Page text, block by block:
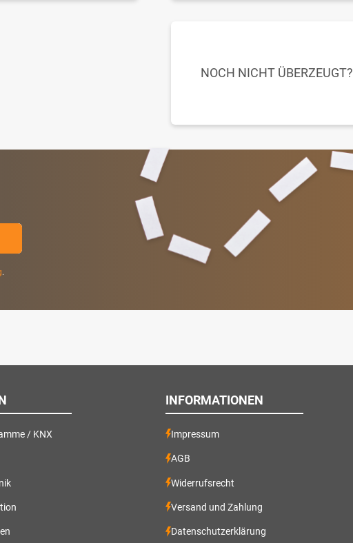
.
NOCH NICHT ÜBERZEUGT?
/ KNX
INFORMATIONEN
Impressum
AGB
Widerrufsrecht
Versand und Zahlung
Datenschutzerklärung